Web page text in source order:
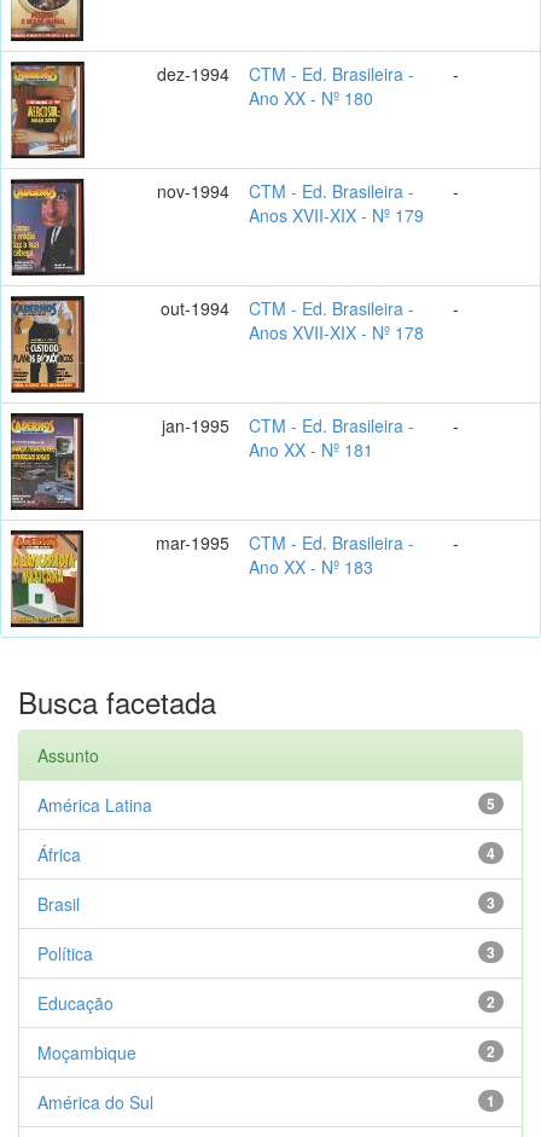
dez-1994
CTM - Ed. Brasileira -
Ano XX - Nº 180
-
nov-1994
CTM - Ed. Brasileira -
Anos XVII-XIX - Nº 179
-
out-1994
CTM - Ed. Brasileira -
Anos XVII-XIX - Nº 178
-
jan-1995
CTM - Ed. Brasileira -
Ano XX - Nº 181
-
mar-1995
CTM - Ed. Brasileira -
Ano XX - Nº 183
-
Busca facetada
Assunto
5
América Latina
4
África
3
Brasil
3
Política
2
Educação
2
Moçambique
1
América do Sul